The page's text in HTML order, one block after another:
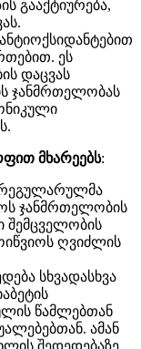
გააქტიურება,
ეს
დაცვას
ჯანმრთელობას
მხარეებს:
ჯანმრთელობის
შემცველობის
ღვიძლის
სხვადასხვა
წამლებთან
ამან
შედედებაზე.